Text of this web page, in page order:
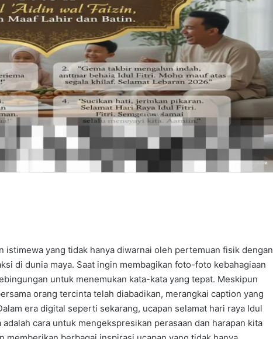
istimewa yang tidak hanya diwarnai oleh pertemuan fisik dengan
di dunia maya. Saat ingin membagikan foto-foto kebahagiaan
untuk menemukan kata-kata yang tepat. Meskipun
orang tercinta telah diabadikan, merangkai caption yang
era digital seperti sekarang, ucapan selamat hari raya Idul
cara untuk mengekspresikan perasaan dan harapan kita